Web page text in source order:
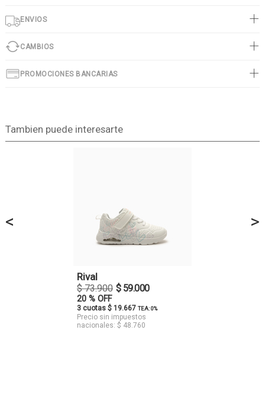
ENVIOS
CAMBIOS
PROMOCIONES BANCARIAS
Tambien puede interesarte
<
Rival
$ 73.900 $ 59.000
20 % OFF
3 cuotas $ 19.667 TEA: 0%
Precio sin impuestos
nacionales: $ 48.760
>